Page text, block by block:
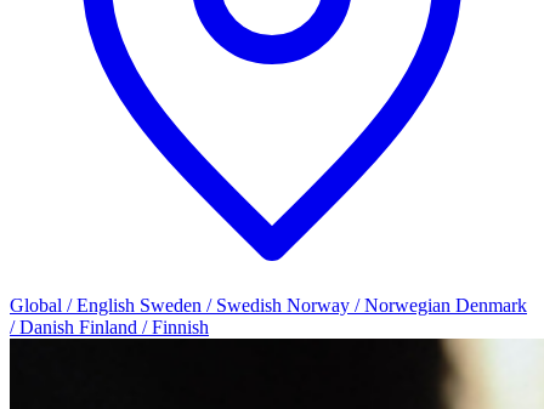
Global / English Sweden / Swedish Norway / Norwegian Denmark
/ Danish Finland / Finnish